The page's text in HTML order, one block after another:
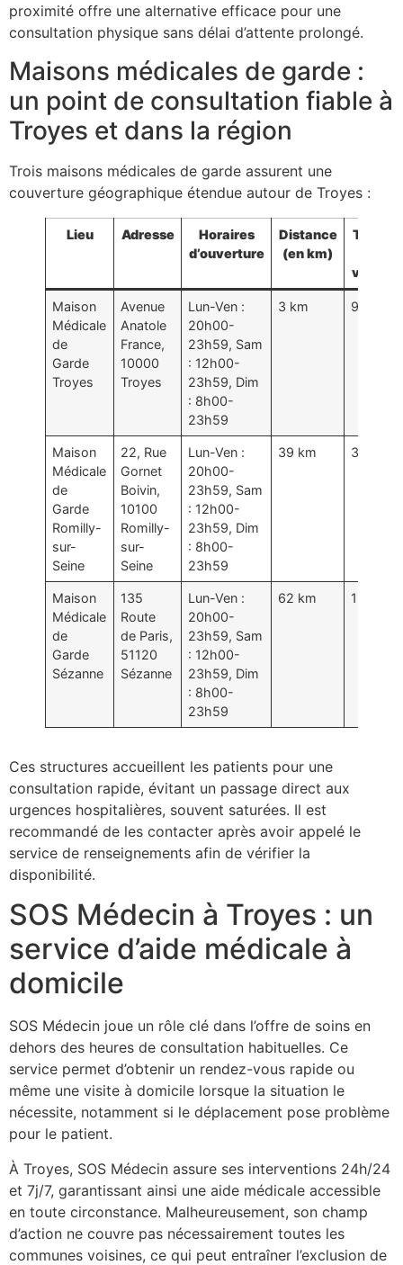
proximité offre une alternative efficace pour une
consultation physique sans délai d’attente prolongé.
Maisons médicales de garde :
un point de consultation fiable à
Troyes et dans la région
Trois maisons médicales de garde assurent une
couverture géographique étendue autour de Troyes :
Lieu Adresse
Horaires
d’ouverture
Distance
(en km)
Temps
voiture
Maison
Médicale
de
Garde
Troyes
Avenue
Anatole
France,
10000
Troyes
Lun-Ven :
20h00-
23h59, Sam
: 12h00-
23h59, Dim
: 8h00-
23h59
3 km 9 min
Maison
Médicale
de
Garde
Romilly-
sur-
Seine
22, Rue
Gornet
Boivin,
10100
Romilly-
sur-
Seine
Lun-Ven :
20h00-
23h59, Sam
: 12h00-
23h59, Dim
: 8h00-
23h59
39 km 39 min
Maison
Médicale
de
Garde
Sézanne
135
Route
de Paris,
51120
Sézanne
Lun-Ven :
20h00-
23h59, Sam
: 12h00-
23h59, Dim
: 8h00-
23h59
62 km 1h01
Ces structures accueillent les patients pour une
consultation rapide, évitant un passage direct aux
urgences hospitalières, souvent saturées. Il est
recommandé de les contacter après avoir appelé le
service de renseignements afin de vérifier la
disponibilité.
SOS Médecin à Troyes : un
service d’aide médicale à
domicile
SOS Médecin joue un rôle clé dans l’offre de soins en
dehors des heures de consultation habituelles. Ce
service permet d’obtenir un rendez-vous rapide ou
même une visite à domicile lorsque la situation le
nécessite, notamment si le déplacement pose problème
pour le patient.
À Troyes, SOS Médecin assure ses interventions 24h/24
et 7j/7, garantissant ainsi une aide médicale accessible
en toute circonstance. Malheureusement, son champ
d’action ne couvre pas nécessairement toutes les
communes voisines, ce qui peut entraîner l’exclusion de